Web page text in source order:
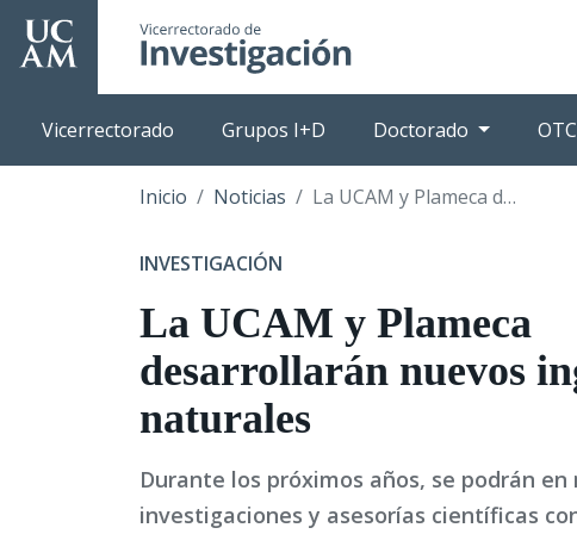
Pasar
principal
Vicerrectorado Grupos I+D Doctorado OTC
Inicio Noticias La UCAM y Plameca desarrollarán nuevos ingredientes naturales
INVESTIGACIÓN
La UCAM y Plameca
desarrollarán nuevos
naturales
Durante los próximos años, se podrán en
investigaciones y asesorías científicas